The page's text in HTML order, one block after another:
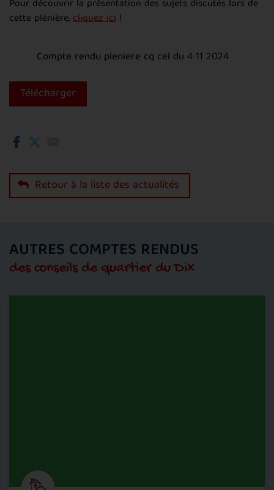
Pour découvrir la présentation des sujets discutés lors de
cette plénière,cliquez ici !
Compte rendu pleniere cq cel du 4 11 2024
Télécharger
Retour à la liste des actualités
AUTRES COMPTES RENDUS
des conseils de quartier du Dix